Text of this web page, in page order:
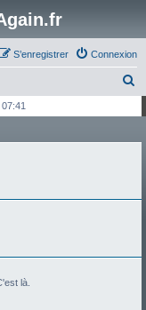
Connexion
S’enregistrer
h
là.